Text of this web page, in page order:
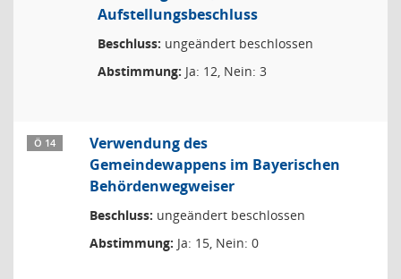
Aufstellungsbeschluss
Beschluss: ungeändert beschlossen
Abstimmung: Ja: 12, Nein: 3
Ö 14
Verwendung des
Gemeindewappens im Bayerischen
Behördenwegweiser
Beschluss: ungeändert beschlossen
Abstimmung: Ja: 15, Nein: 0